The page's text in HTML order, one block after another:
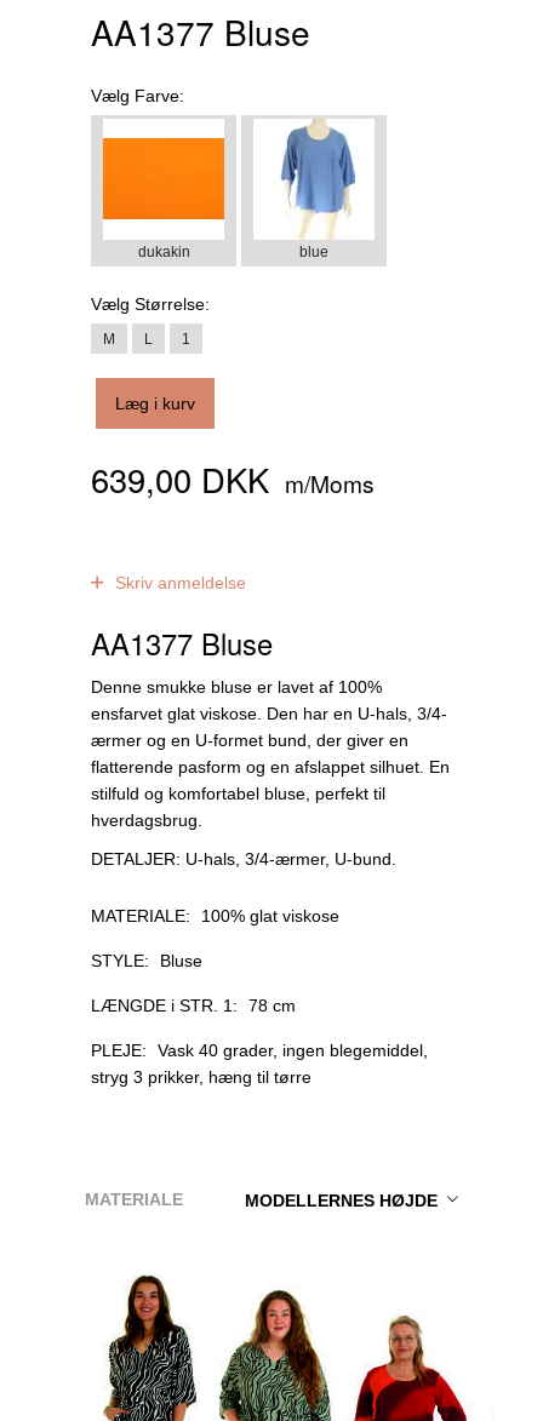
AA1377 Bluse
Vælg Farve:
dukakin blue
Vælg Størrelse:
M L 1
Læg i kurv
639,00 DKK m/Moms
Skriv anmeldelse
AA1377 Bluse
Denne smukke bluse er lavet af 100%
ensfarvet glat viskose. Den har en U-hals, 3/4-
ærmer og en U-formet bund, der giver en
flatterende pasform og en afslappet silhuet. En
stilfuld og komfortabel bluse, perfekt til
hverdagsbrug.
DETALJER: U-hals, 3/4-ærmer, U-bund.
MATERIALE: 100% glat viskose
STYLE: Bluse
LÆNGDE i STR. 1: 78 cm
PLEJE:
Vask 40 grader, ingen blegemiddel,
stryg 3 prikker, hæng til tørre
MODELLERNES HØJDE
MATERIALE